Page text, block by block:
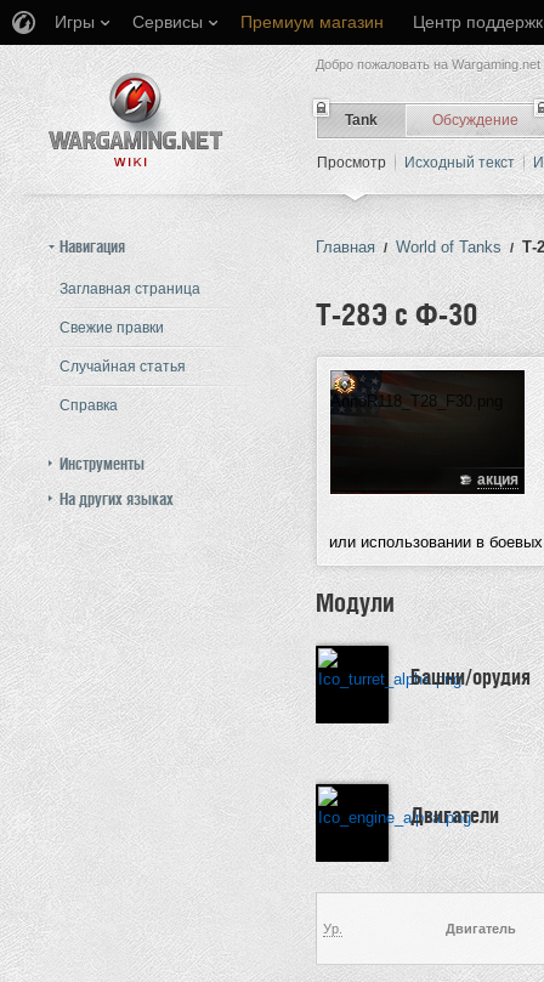
Игры Сервисы Премиум магазин Центр
Добро пожаловать на Wargaming.net
Tank Обсуждение
Просмотр Исходный текст
Навигация
Заглавная страница
Свежие правки
Случайная статья
Справка
Инструменты
На других языках
Главная / World of Tanks / Т-
Т-28Э с Ф-30
Перейти к:навигация,поиск
акция
или использовании в
Модули
Башни/орудия
Двигатели
Ур. Двигатель